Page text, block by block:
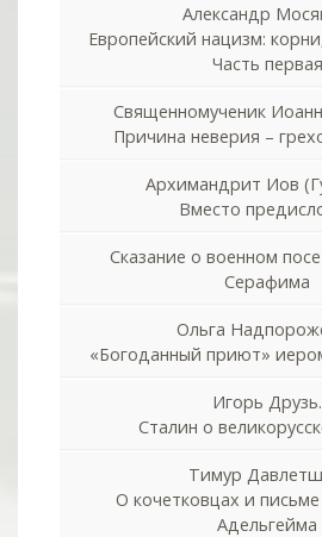
Александр
Европейский нацизм:
Часть первая
Священномученик
Причина неверия –
Архимандрит Иов
Вместо
Сказание о военном
Серафима
Ольга
«Богоданный приют»
Игорь Друзь.
Сталин о
Тимур
О кочетковцах и
Адельгейма